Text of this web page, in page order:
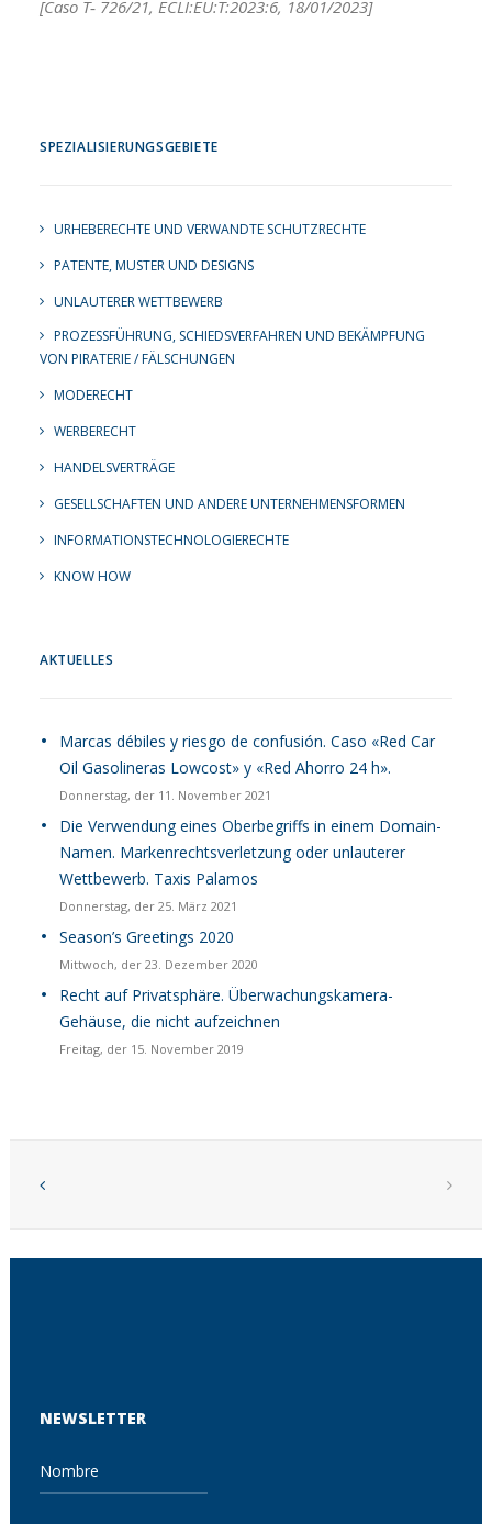
[Caso T‑ 726/21, ECLI:EU:T:2023:6, 18/01/2023]
SPEZIALISIERUNGSGEBIETE
URHEBERECHTE UND VERWANDTE SCHUTZRECHTE
PATENTE, MUSTER UND DESIGNS
UNLAUTERER WETTBEWERB
PROZESSFÜHRUNG, SCHIEDSVERFAHREN UND BEKÄMPFUNG
VON PIRATERIE / FÄLSCHUNGEN
MODERECHT
WERBERECHT
HANDELSVERTRÄGE
GESELLSCHAFTEN UND ANDERE UNTERNEHMENSFORMEN
INFORMATIONSTECHNOLOGIERECHTE
KNOW HOW
AKTUELLES
Marcas débiles y riesgo de confusión. Caso «Red Car
Oil Gasolineras Lowcost» y «Red Ahorro 24 h».
Donnerstag, der 11. November 2021
Die Verwendung eines Oberbegriffs in einem Domain-
Namen. Markenrechtsverletzung oder unlauterer
Wettbewerb. Taxis Palamos
Donnerstag, der 25. März 2021
Season’s Greetings 2020
Mittwoch, der 23. Dezember 2020
Recht auf Privatsphäre. Überwachungskamera-
Gehäuse, die nicht aufzeichnen
Freitag, der 15. November 2019
NEWSLETTER